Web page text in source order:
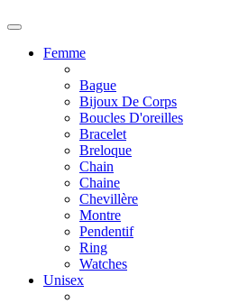
Femme
Bague
Bijoux De Corps
Boucles D'oreilles
Bracelet
Breloque
Chain
Chaine
Chevillère
Montre
Pendentif
Ring
Watches
Unisex